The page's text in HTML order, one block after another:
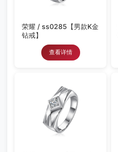
荣耀 / ss0285【男款K金
钻戒】
查看详情